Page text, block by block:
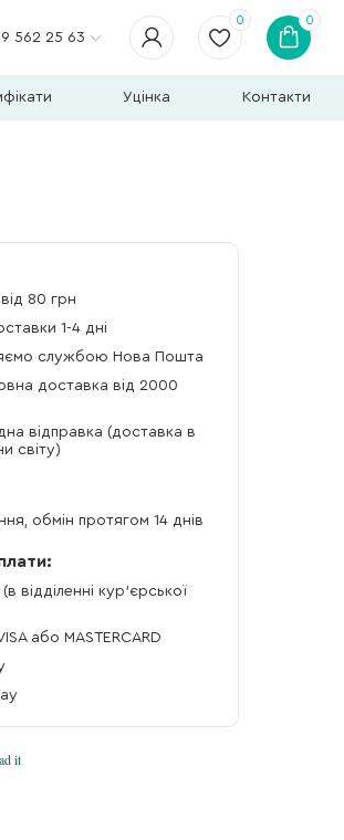
562 25 63
0 0
Уцінка Контакти
80 грн
1-4 дні
службою Нова Пошта
доставка від 2000
відправка (доставка в
світу)
обмін протягом 14 днів
відділенні кур'єрської
або MASTERCARD